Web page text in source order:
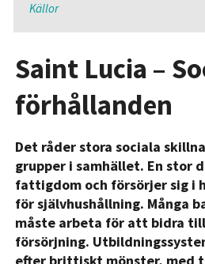
Källor
Saint Lucia –
förhållanden
Det råder stora sociala
grupper i samhället. En stor
fattigdom och försörjer sig i
för självhushållning. Många
måste arbeta för att bidra
försörjning.
efter brittiskt mönster, med